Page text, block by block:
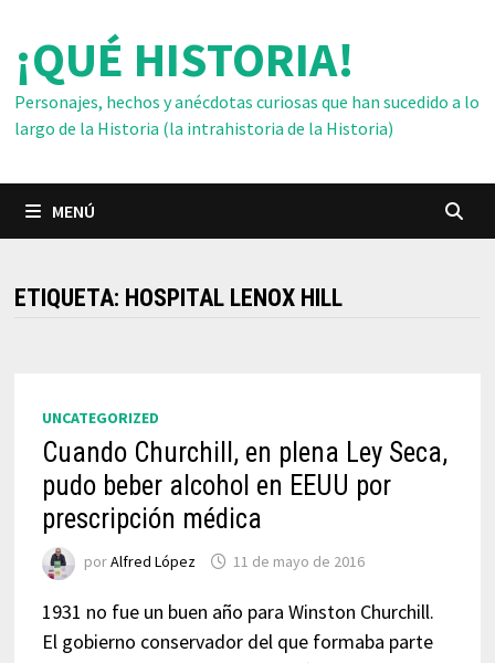
contenido
¡QUÉ HISTORIA!
Personajes, hechos y anécdotas curiosas que han sucedido a lo
largo de la Historia (la intrahistoria de la Historia)
MENÚ
ETIQUETA: HOSPITAL LENOX HILL
UNCATEGORIZED
Cuando Churchill, en plena Ley Seca,
pudo beber alcohol en EEUU por
prescripción médica
porAlfred López 11 de mayo de 2016
1931 no fue un buen año para Winston Churchill.
El gobierno conservador del que formaba parte